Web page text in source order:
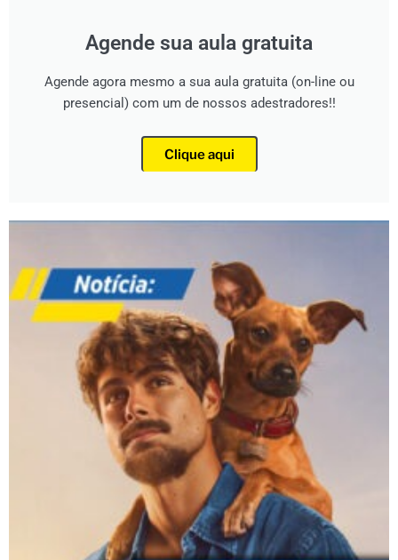
Agende sua aula gratuita
Agende agora mesmo a sua aula gratuita (on-line ou
presencial) com um de nossos adestradores!!
Clique aqui